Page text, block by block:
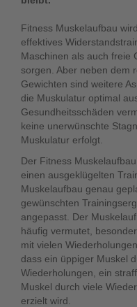
Fitness Muskelaufbau
effektives
Maschinen als auch freie
sorgen. Aber neben dem
Gewichten sind weitere
die Muskulatur optimal
Gesundheitsschäden
keine unerwünschte
Muskulatur erfolgt.
Der Fitness
einen ausgeklügelten
Muskelaufbau genau
gewünschten
angepasst. Der
häufig vermutet,
mit vielen
dass ein üppiger Muskel
Wiederholungen, ein
Muskel durch viele
erzielt wird.